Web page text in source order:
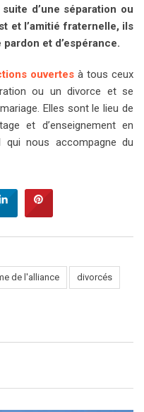
d’une séparation ou
et l’amitié fraternelle, ils
et d’espérance.
ouvertes à tous ceux
ou un divorce et se
Elles sont le lieu de
et d’enseignement en
qui nous accompagne du
de l'alliance divorcés